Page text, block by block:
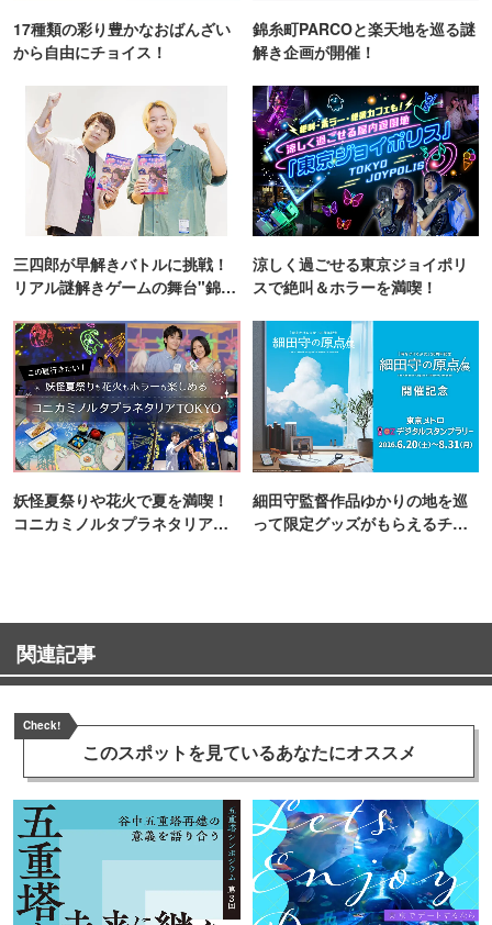
17種類の彩り豊かなおばんざい
から自由にチョイス！
錦糸町PARCOと楽天地を巡る謎
解き企画が開催！
三四郎が早解きバトルに挑戦！
リアル謎解きゲームの舞台"錦糸
涼しく過ごせる東京ジョイポリ
スで絶叫＆ホラーを満喫！
妖怪夏祭りや花火で夏を満喫！
コニカミノルタプラネタリア
細田守監督作品ゆかりの地を巡
って限定グッズがもらえるチャ
関連記事
Check!
このスポットを見ているあなたにオススメ